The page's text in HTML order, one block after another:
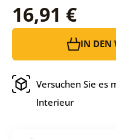
16,91 €
IN DEN
Versuchen Sie es
Interieur